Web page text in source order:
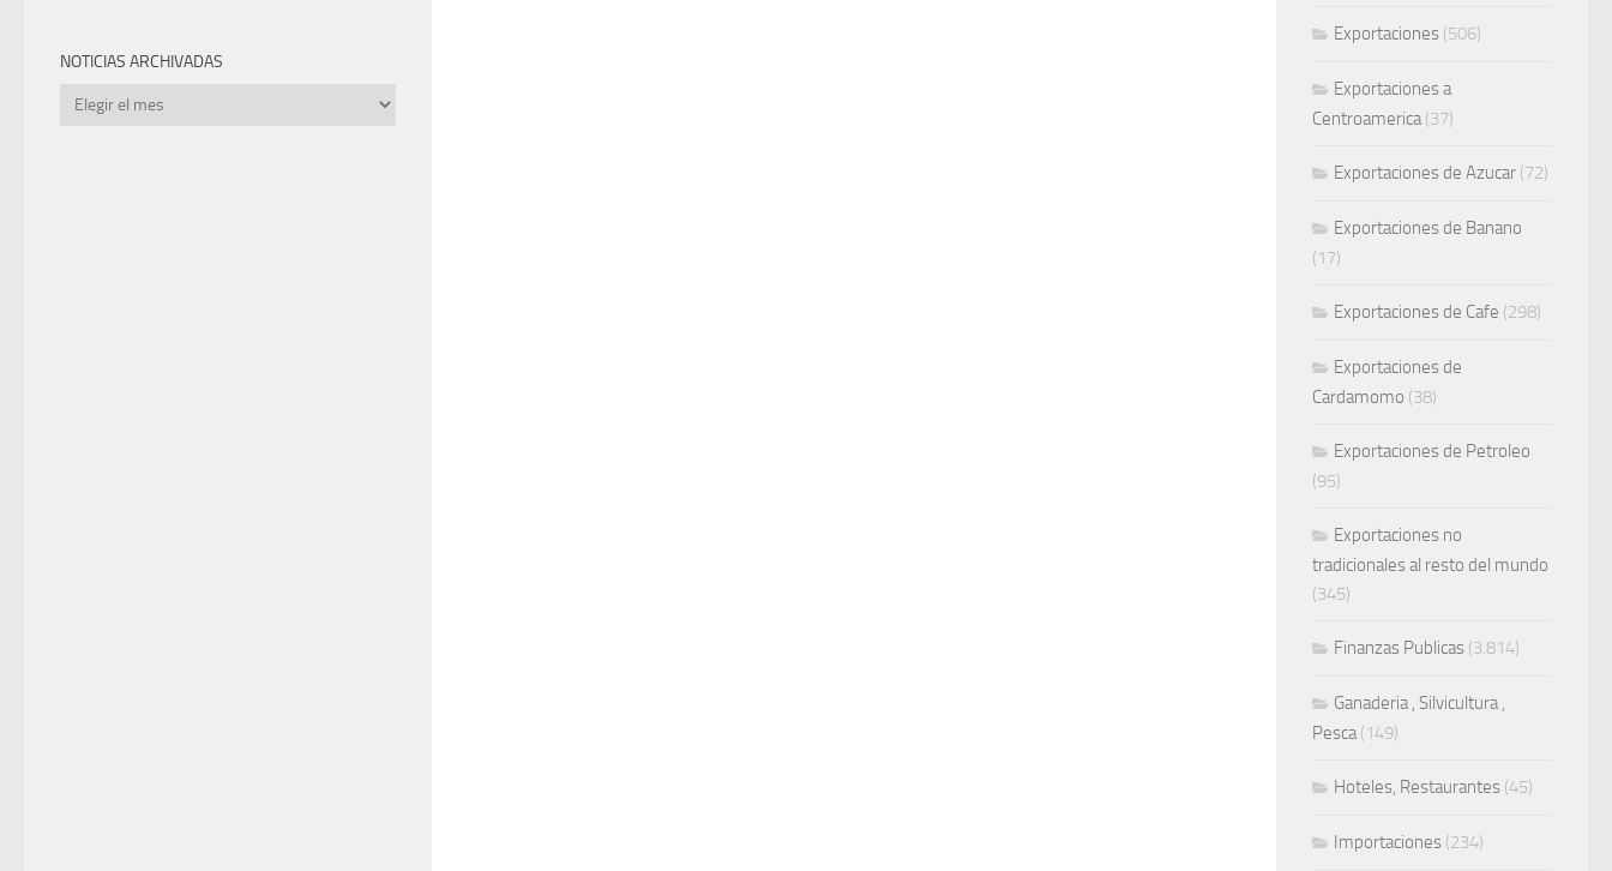
NOTICIAS ARCHIVADAS
Noticias
Exportaciones (506)
Exportaciones a
Centroamerica(37)
Exportaciones de Azucar (72)
Exportaciones de Banano
(17)
Exportaciones de Cafe (298)
Exportaciones de
Cardamomo (38)
Exportaciones de Petroleo
(95)
Exportaciones no
tradicionales al resto del mundo
(345)
Finanzas Publicas (3.814)
Ganaderia , Silvicultura ,
Pesca(149)
Hoteles, Restaurantes (45)
Importaciones (234)